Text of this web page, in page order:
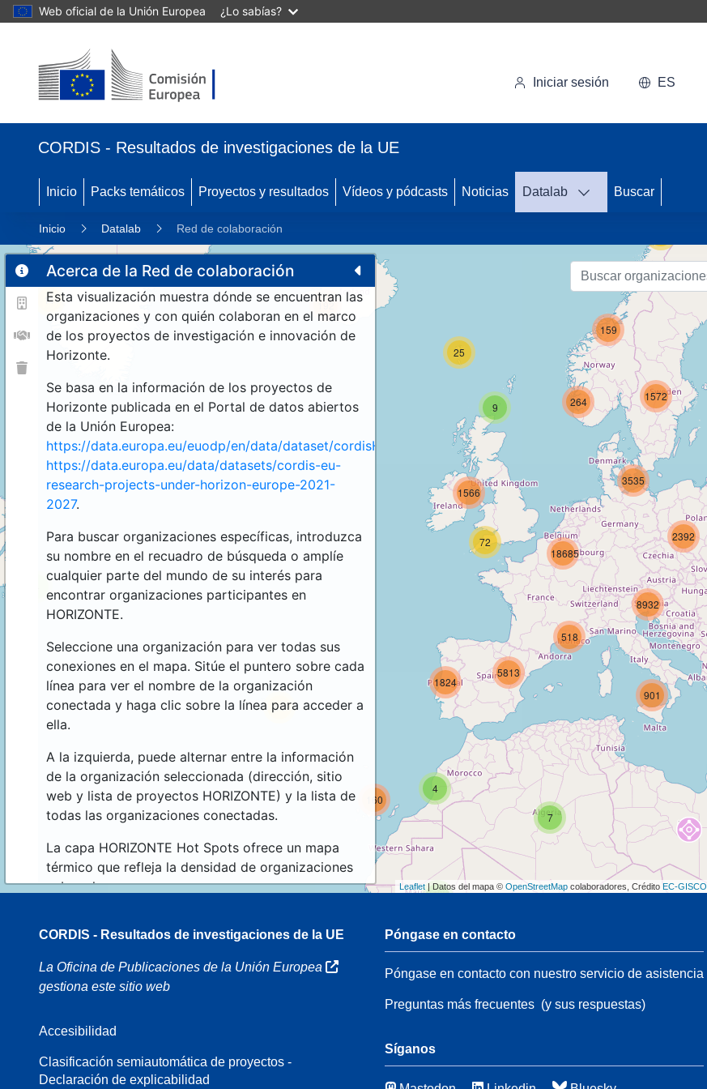
Web oficial de la Unión Europea ¿Lo sabías?
Iniciar sesión ES
CORDIS - Resultados de investigaciones de la UE
Inicio Packs temáticos Proyectos y resultados Vídeos y pódcasts Noticias Datalab Buscar
Inicio Datalab Red de colaboración
Acerca de la Red de colaboración
Esta visualización muestra dónde se encuentran las
organizaciones y con quién colaboran en el marco
de los proyectos de investigación e innovación de
Horizonte.
Se basa en la información de los proyectos de
Horizonte publicada en el Portal de datos abiertos
de la Unión Europea:
https://data.europa.eu/euodp/en/data/dataset/cordisH2020projects.
https://data.europa.eu/data/datasets/cordis-eu-
research-projects-under-horizon-europe-2021-
2027.
Para buscar organizaciones específicas, introduzca
su nombre en el recuadro de búsqueda o amplíe
cualquier parte del mundo de su interés para
encontrar organizaciones participantes en
HORIZONTE.
Seleccione una organización para ver todas sus
conexiones en el mapa. Sitúe el puntero sobre cada
línea para ver el nombre de la organización
conectada y haga clic sobre la línea para acceder a
ella.
A la izquierda, puede alternar entre la información
de la organización seleccionada (dirección, sitio
web y lista de proyectos HORIZONTE) y la lista de
todas las organizaciones conectadas.
La capa HORIZONTE Hot Spots ofrece un mapa
térmico que refleja la densidad de organizaciones
sobre el mapa.
2
16
14
54
11 192
4
44
160
9
25
159
264
901
7
1824
5813
72
518
3535
1566
18685
8932
2392
1572
Leaflet | Datos del mapa © OpenStreetMap colaboradores, Crédito EC-GISCO
CORDIS - Resultados de investigaciones de la UE
La Oficina de Publicaciones de la Unión Europea
gestiona este sitio web
Accesibilidad
Clasificación semiautomática de proyectos -
Declaración de explicabilidad
Póngase en contacto
Póngase en contacto con nuestro servicio de asistencia
Preguntas más frecuentes(y sus respuestas)
Síganos